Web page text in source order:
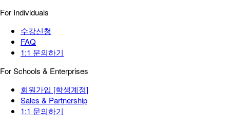
For Individuals
수강신청
FAQ
1:1 문의하기
For Schools & Enterprises
회원가입 [학생계정]
Sales & Partnership
1:1 문의하기